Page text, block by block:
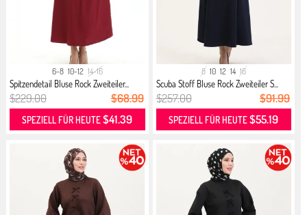
6-8 10-12 14-16
Spitzendetail Bluse Rock Zweiteiler...
$229.00 $68.99
SPEZIELL FÜR HEUTE$41.39
8 10 12 14 16
Scuba Stoff Bluse Rock Zweiteiler S...
$257.00 $91.99
SPEZIELL FÜR HEUTE$55.19